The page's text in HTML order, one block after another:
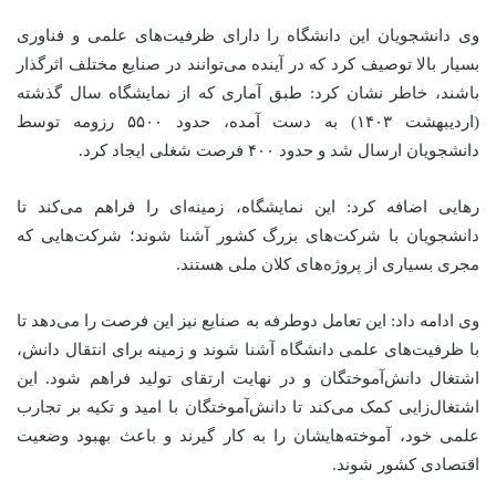
وی دانشجویان این دانشگاه را دارای ظرفیت‌های علمی و فناوری
بسیار بالا توصیف کرد که در آینده می‌توانند در صنایع مختلف اثرگذار
باشند، خاطر نشان کرد: طبق آماری که از نمایشگاه سال گذشته
(اردیبهشت ۱۴۰۳) به دست آمده، حدود ۵۵۰۰ رزومه توسط
دانشجویان ارسال شد و حدود ۴۰۰ فرصت شغلی ایجاد کرد.
رهایی اضافه کرد: این نمایشگاه، زمینه‌ای را فراهم می‌کند تا
دانشجویان با شرکت‌های بزرگ کشور آشنا شوند؛ شرکت‌هایی که
مجری بسیاری از پروژه‌های کلان ملی هستند.
وی ادامه داد: این تعامل دوطرفه به صنایع نیز این فرصت را می‌دهد تا
با ظرفیت‌های علمی دانشگاه آشنا شوند و زمینه برای انتقال دانش،
اشتغال دانش‌آموختگان و در نهایت ارتقای تولید فراهم شود. این
اشتغال‌زایی کمک می‌کند تا دانش‌آموختگان با امید و تکیه بر تجارب
علمی خود، آموخته‌هایشان را به کار گیرند و باعث بهبود وضعیت
اقتصادی کشور شوند.